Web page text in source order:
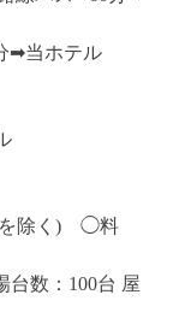
➡︎当ホテル
を除く) ◯料
数：100台 屋